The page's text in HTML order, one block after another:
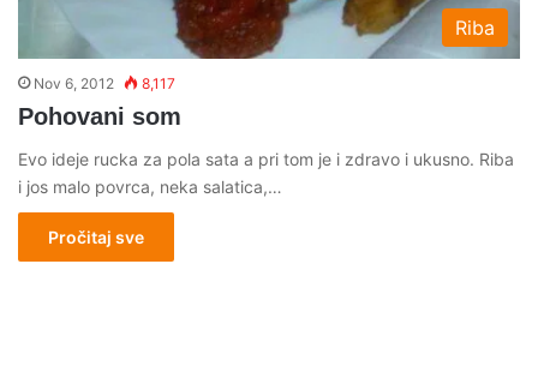
Riba
Nov 6, 2012 8,117
Pohovani som
Evo ideje rucka za pola sata a pri tom je i zdravo i ukusno. Riba
i jos malo povrca, neka salatica,…
Pročitaj sve